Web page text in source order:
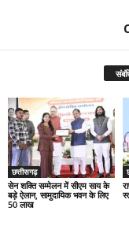
छत्तीसगढ़
सेन शक्ति सम्मेलन में सीएम साय के
बड़े ऐलान, सामुदायिक भवन के लिए
50 लाख